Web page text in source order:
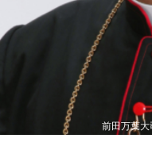
前田万葉大